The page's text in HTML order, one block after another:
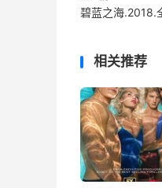
碧蓝之海.2018.
相关推荐